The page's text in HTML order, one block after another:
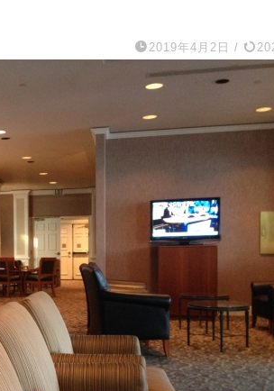
2019年4月2日 /